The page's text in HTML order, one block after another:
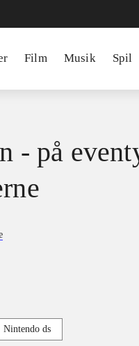
Film Musik Spil
- på
Nintendo ds